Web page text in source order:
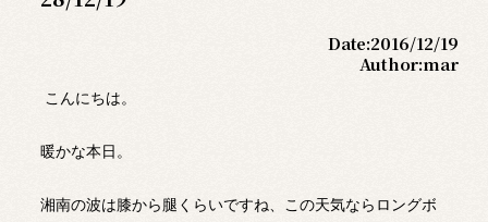
Date:2016/12/19
Author:mar
こんにちは。
暖かな本日。
湘南の波は膝から腿くらいですね、この天気ならロングボ